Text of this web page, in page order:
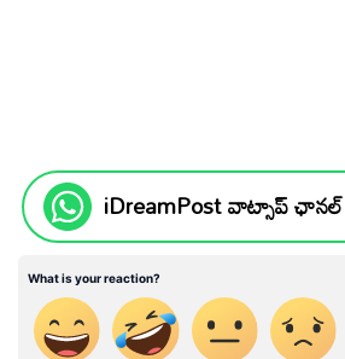
iDreamPost వాట్సాప్